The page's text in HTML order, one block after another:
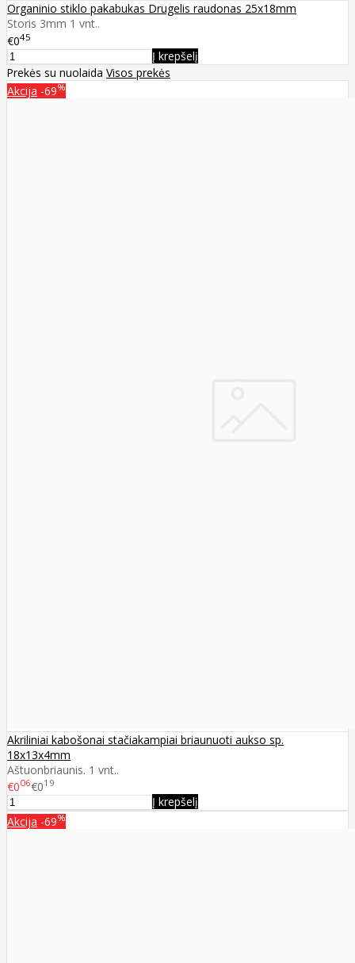
Organinio stiklo pakabukas Drugelis raudonas 25x18mm
Storis 3mm 1 vnt..
€045
Į krepšelį
Prekės su nuolaida Visos prekės
Akcija -69%
Akriliniai kabošonai stačiakampiai briaunuoti aukso sp.
18x13x4mm
Aštuonbriaunis. 1 vnt..
€006€019
Į krepšelį
Akcija -69%